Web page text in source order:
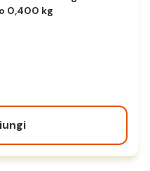
0,400 kg